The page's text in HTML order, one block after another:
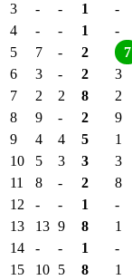
3
- - 1 -
4
- - 1 -
5
7 - 2 7
6
3 - 2 3
7
2 2 8 2
8
9 - 2 9
9
4 4 5 1
10
5 3 3 3
11
8 - 2 8
12
- - 1 -
13
13 9 8 1
14
- - 1 -
15
10 5 8 1